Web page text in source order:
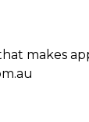
makes